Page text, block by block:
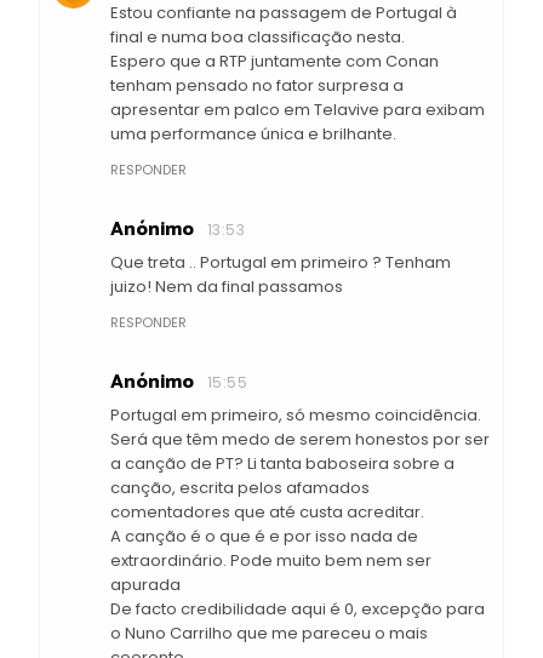
Estou confiante na passagem de Portugal à
final e numa boa classificação nesta.
Espero que a RTP juntamente com Conan
tenham pensado no fator surpresa a
apresentar em palco em Telavive para exibam
uma performance única e brilhante.
RESPONDER
Anónimo 13:53
Que treta .. Portugal em primeiro ? Tenham
juizo! Nem da final passamos
RESPONDER
Anónimo 15:55
Portugal em primeiro, só mesmo coincidência.
Será que têm medo de serem honestos por ser
a canção de PT? Li tanta baboseira sobre a
canção, escrita pelos afamados
comentadores que até custa acreditar.
A canção é o que é e por isso nada de
extraordinário. Pode muito bem nem ser
apurada
De facto credibilidade aqui é 0, excepção para
o Nuno Carrilho que me pareceu o mais